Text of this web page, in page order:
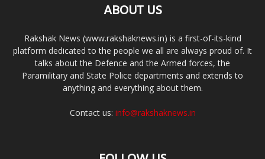
ABOUT US
Rakshak News (www.rakshaknews.in) is a first-of-its-kind
platform dedicated to the people we all are always proud of. It
talks about the Defence and the Armed forces, the
Paramilitary and State Police departments and extends to
anything and everything about them.
Contact us: info@rakshaknews.in